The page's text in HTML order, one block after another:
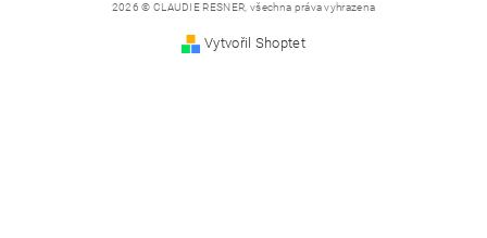
2026 © CLAUDIE RESNER, všechna práva vyhrazena
Vytvořil Shoptet